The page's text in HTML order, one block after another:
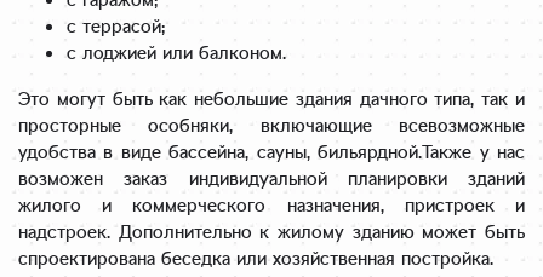
с террасой;
с лоджией или балконом.
Это могут быть как небольшие здания дачного типа, так и
просторные особняки, включающие всевозможные
удобства в виде бассейна, сауны, бильярдной.Также у нас
возможен заказ индивидуальной планировки зданий
жилого и коммерческого назначения, пристроек и
надстроек. Дополнительно к жилому зданию может быть
спроектирована беседка или хозяйственная постройка.